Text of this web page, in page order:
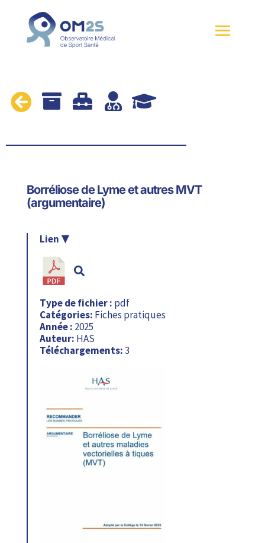
    
Borréliose de Lyme et autres MVT
(argumentaire)
Type de fichier : pdf
Catégories: Fiches pratiques
Année : 2025
Auteur: HAS
Téléchargements:3